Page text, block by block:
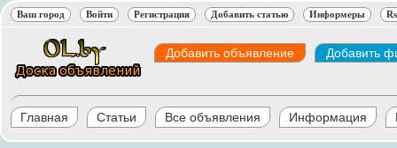
Ваш город Войти Регистрация Добавить статью Информеры
Добавить объявление Добавить
Главная Статьи Все объявления Информация